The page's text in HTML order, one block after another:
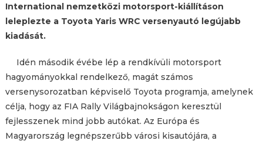
International nemzetközi motorsport-kiállításon
leleplezte a Toyota Yaris WRC versenyautó legújabb
kiadását.
Idén második évébe lép a rendkívüli motorsport
hagyományokkal rendelkező, magát számos
versenysorozatban képviselő Toyota programja, amelynek
célja, hogy az FIA Rally Világbajnokságon keresztül
fejlesszenek mind jobb autókat. Az Európa és
Magyarország legnépszerűbb városi kisautójára, a